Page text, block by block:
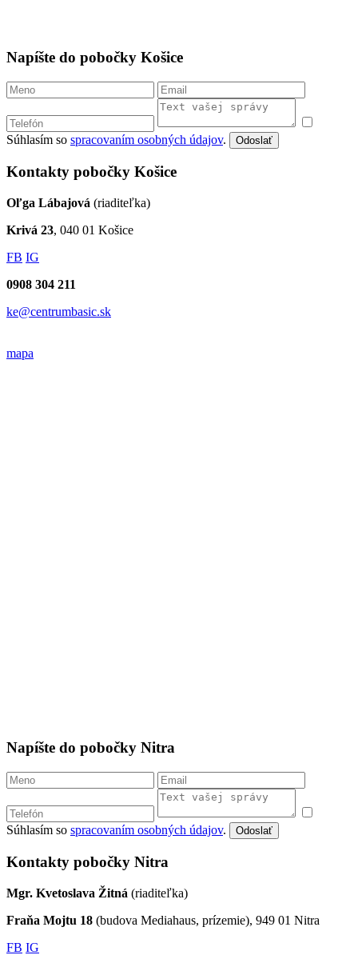
Napíšte do pobočky Košice
Súhlasím so spracovaním osobných údajov. Odoslať
Kontakty pobočky Košice
Oľga Lábajová (riaditeľka)
Krivá 23, 040 01 Košice
FB IG
0908 304 211
ke@centrumbasic.sk
mapa
Napíšte do pobočky Nitra
Súhlasím so spracovaním osobných údajov. Odoslať
Kontakty pobočky Nitra
Mgr. Kvetoslava Žitná (riaditeľka)
Fraňa Mojtu 18 (budova Mediahaus, prízemie), 949 01 Nitra
FB IG